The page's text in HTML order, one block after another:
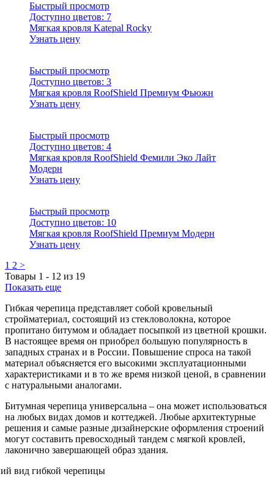
Быстрый просмотр
Доступно цветов: 7
Мягкая кровля Katepal Rocky
Узнать цену
Быстрый просмотр
Доступно цветов: 3
Мягкая кровля RoofShield Премиум Фьюжн
Узнать цену
Быстрый просмотр
Доступно цветов: 4
Мягкая кровля RoofShield Фемили Эко Лайт
Модерн
Узнать цену
Быстрый просмотр
Доступно цветов: 10
Мягкая кровля RoofShield Премиум Модерн
Узнать цену
1 2 >
Товары 1 - 12 из 19
Показать еще
Гибкая черепица представляет собой кровельный
стройматериал, состоящий из стекловолокна, которое
пропитано битумом и обладает посыпкой из цветной крошки.
В настоящее время он приобрел большую популярность в
западных странах и в России. Повышение спроса на такой
материал объясняется его высокими эксплуатационными
характеристиками и в то же время низкой ценой, в сравнении
с натуральными аналогами.
Битумная черепица универсальна – она может использоваться
на любых видах домов и коттеджей. Любые архитектурные
решения и самые разные дизайнерские оформления строений
могут составить превосходный тандем с мягкой кровлей,
лаконично завершающей образ здания.